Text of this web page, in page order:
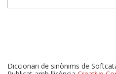
Diccionari de sinònims de